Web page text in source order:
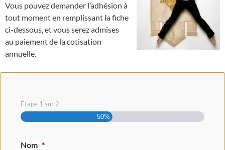
Vous pouvez demander l’adhésion à
tout moment en remplissant la fiche
ci-dessous, et vous serez admises
au paiement de la cotisation
annuelle.
Étape 1 sur 2
50%
Nom *